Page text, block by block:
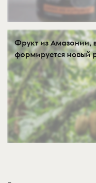
Фрукт из Амазонии,
формируется новый